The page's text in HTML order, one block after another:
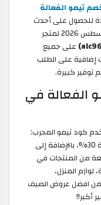
تيمو الفعالة
للحصول على أحدث
الكوبونات والقسائم الترويجية الفعالة في أغسطس 2026 لمتجر
على جميع
إضافية على الطلب
توفير كبيرة.
الفعالة في
والذي يقدم خصم فوري بقيمة 30%، بالإضافة إلى
واسعة من المنتجات في
المنزل،
من افضل عروض الصيف